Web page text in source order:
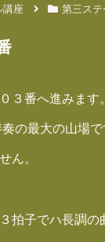
講座 第三ステ
３番へ進みます
の最大の山場
ん。
拍子でハ長調の